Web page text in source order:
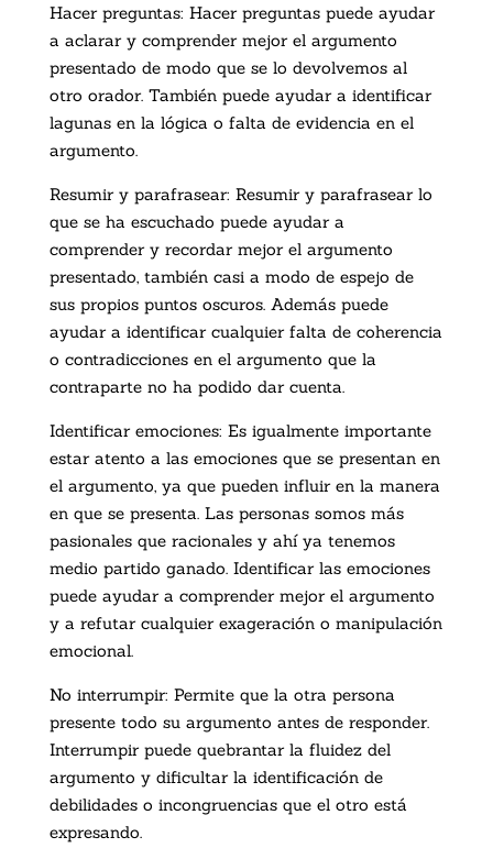
Hacer preguntas: Hacer preguntas puede ayudar
a aclarar y comprender mejor el argumento
presentado de modo que se lo devolvemos al
otro orador. También puede ayudar a identificar
lagunas en la lógica o falta de evidencia en el
argumento.
Resumir y parafrasear: Resumir y parafrasear lo
que se ha escuchado puede ayudar a
comprender y recordar mejor el argumento
presentado, también casi a modo de espejo de
sus propios puntos oscuros. Además puede
ayudar a identificar cualquier falta de coherencia
o contradicciones en el argumento que la
contraparte no ha podido dar cuenta.
Identificar emociones: Es igualmente importante
estar atento a las emociones que se presentan en
el argumento, ya que pueden influir en la manera
en que se presenta. Las personas somos más
pasionales que racionales y ahí ya tenemos
medio partido ganado. Identificar las emociones
puede ayudar a comprender mejor el argumento
y a refutar cualquier exageración o manipulación
emocional.
No interrumpir: Permite que la otra persona
presente todo su argumento antes de responder.
Interrumpir puede quebrantar la fluidez del
argumento y dificultar la identificación de
debilidades o incongruencias que el otro está
expresando.